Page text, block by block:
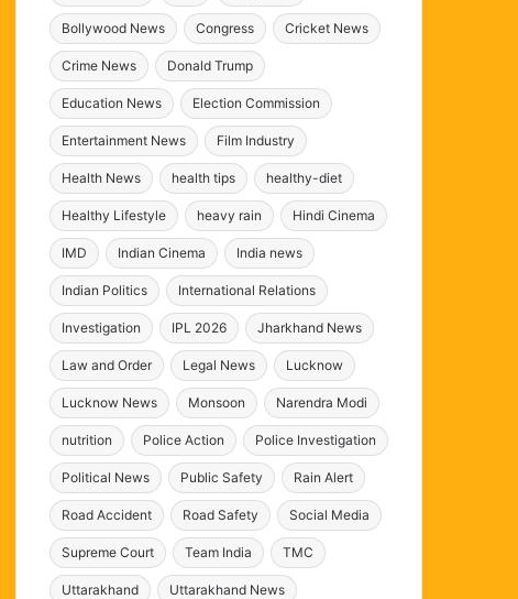
Bollywood News Congress Cricket News
Crime News Donald Trump
Education News Election Commission
Entertainment News Film Industry
Health News health tips healthy-diet
Healthy Lifestyle heavy rain Hindi Cinema
IMD Indian Cinema India news
Indian Politics International Relations
Investigation IPL 2026 Jharkhand News
Law and Order Legal News Lucknow
Lucknow News Monsoon Narendra Modi
nutrition Police Action Police Investigation
Political News Public Safety Rain Alert
Road Accident Road Safety Social Media
Supreme Court Team India TMC
Uttarakhand Uttarakhand News